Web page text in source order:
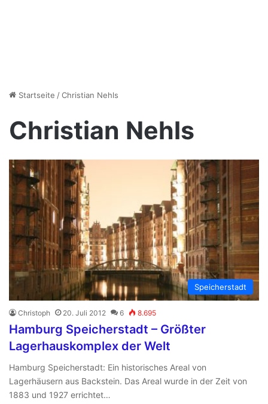
Startseite /Christian Nehls
Christian Nehls
Speicherstadt
Christoph 20. Juli 2012 6 8.695
Hamburg Speicherstadt – Größter
Lagerhauskomplex der Welt
Hamburg Speicherstadt: Ein historisches Areal von
Lagerhäusern aus Backstein. Das Areal wurde in der Zeit von
1883 und 1927 errichtet…